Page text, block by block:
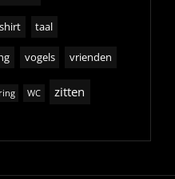
taal
vogels vrienden
WC zitten